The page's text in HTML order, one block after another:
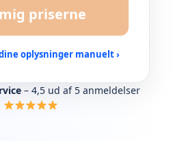
priserne
oplysninger manuelt ›
– 4,5 ud af 5 anmeldelser